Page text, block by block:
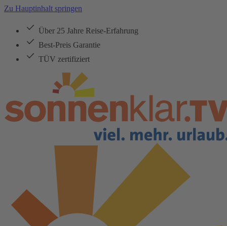
Zu Hauptinhalt springen
Über 25 Jahre Reise-Erfahrung
Best-Preis Garantie
TÜV zertifiziert